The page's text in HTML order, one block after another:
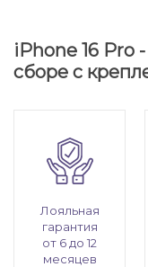
iPhone 16 Pro
сборе с
Лояльная
гарантия
от 6 до 12
месяцев